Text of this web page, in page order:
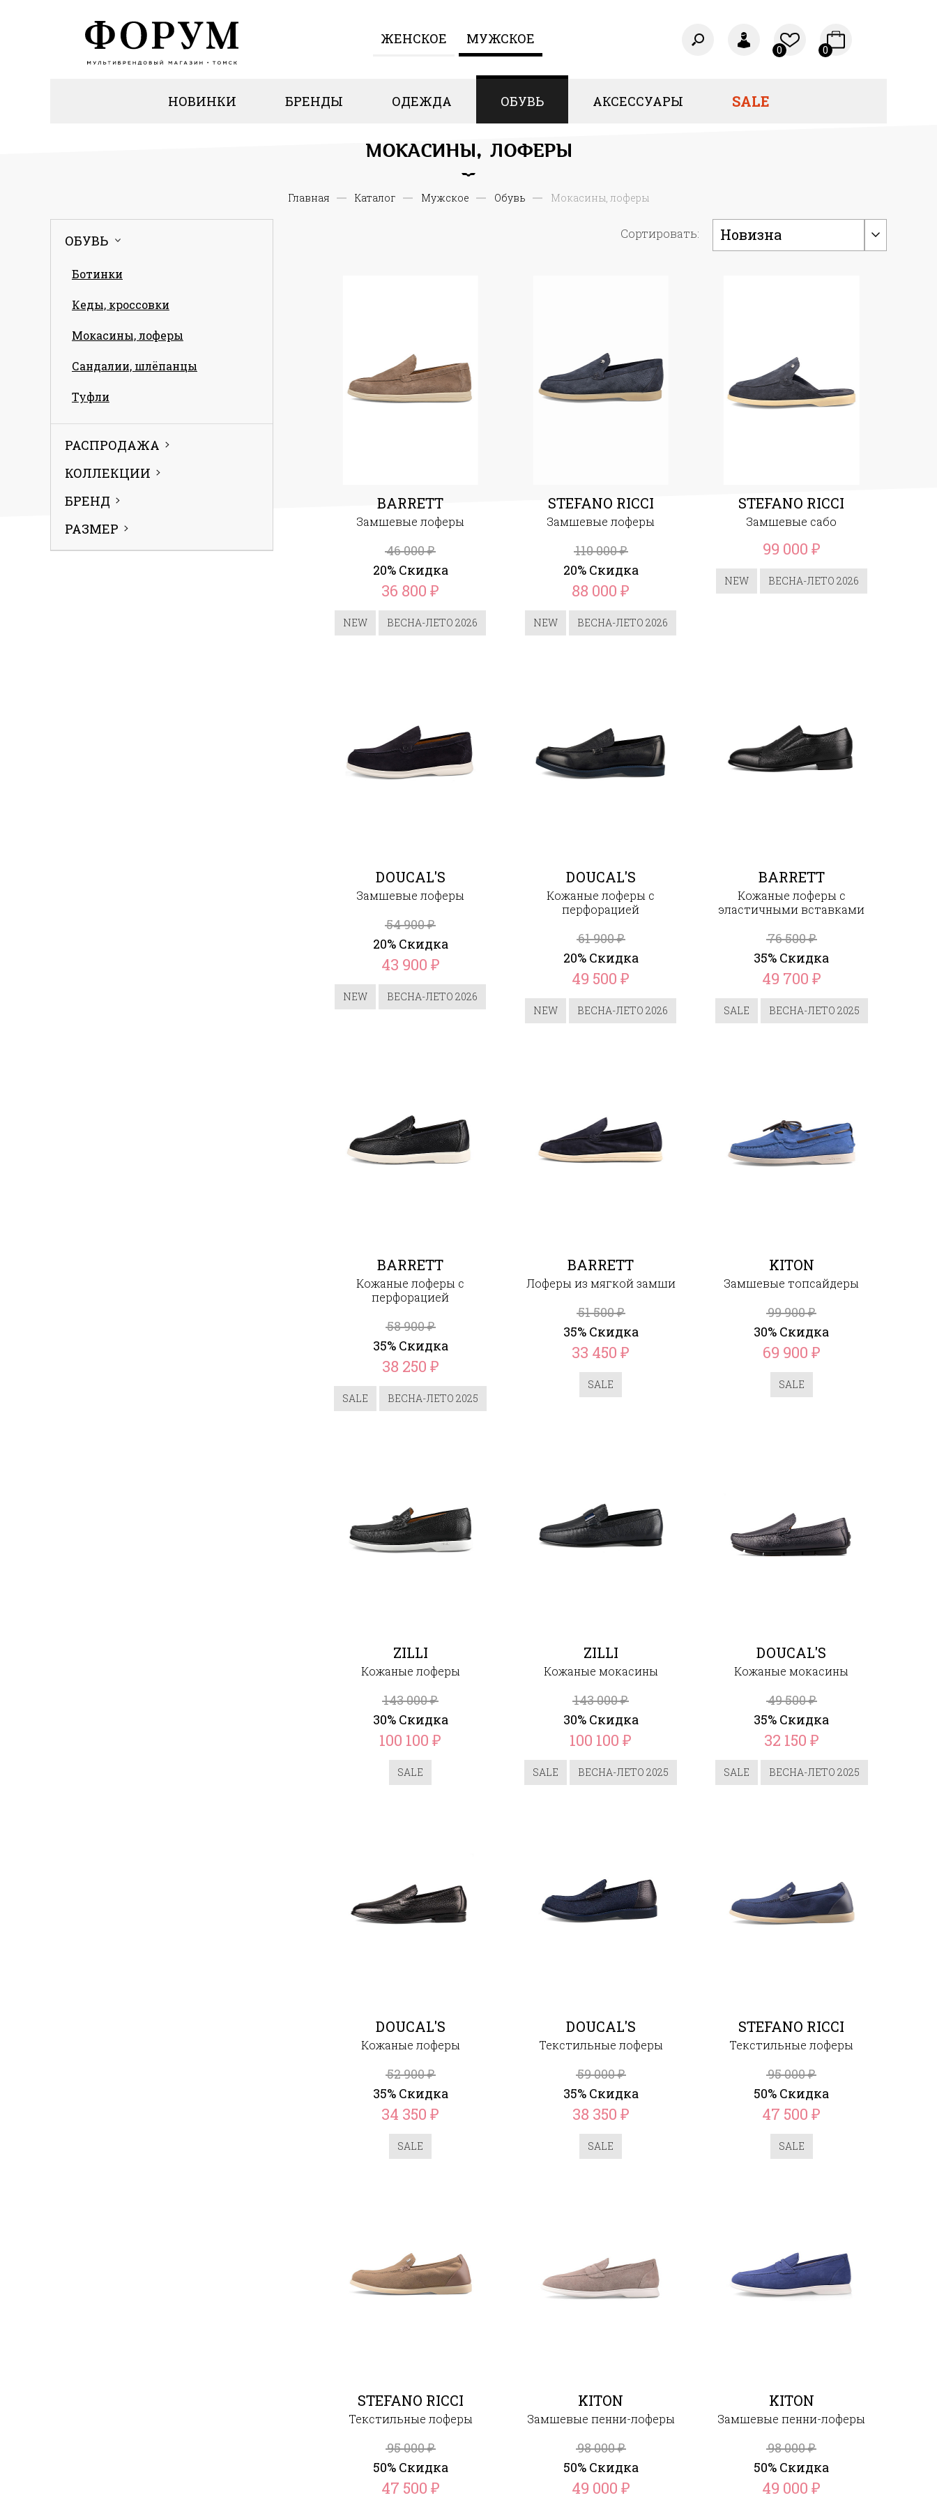
ЖЕНCКОЕ МУЖСКОЕ
0 0
НОВИНКИ БРЕНДЫ ОДЕЖДА ОБУВЬ АКСЕССУАРЫ SALE
МОКАСИНЫ, ЛОФЕРЫ
Главная Каталог Мужское Обувь Мокасины, лоферы
ОБУВЬ
Ботинки
Кеды, кроссовки
Мокасины, лоферы
Сандалии, шлёпанцы
Туфли
РАСПРОДАЖА
КОЛЛЕКЦИИ
БРЕНД
РАЗМЕР
Сортировать: Новизна
BARRETT
Замшевые лоферы
46 000₽
20% Скидка
36 800₽
NEW ВЕСНА-ЛЕТО 2026
STEFANO RICCI
Замшевые лоферы
110 000₽
20% Скидка
88 000₽
NEW ВЕСНА-ЛЕТО 2026
STEFANO RICCI
Замшевые сабо
99 000 ₽
NEW ВЕСНА-ЛЕТО 2026
DOUCAL'S
Замшевые лоферы
54 900₽
20% Скидка
43 900 ₽
NEW ВЕСНА-ЛЕТО 2026
DOUCAL'S
Кожаные лоферы с
перфорацией
61 900₽
20% Скидка
49 500₽
NEW ВЕСНА-ЛЕТО 2026
BARRETT
Кожаные лоферы с
эластичными вставками
76 500₽
35% Скидка
49 700 ₽
SALE ВЕСНА-ЛЕТО 2025
BARRETT
Кожаные лоферы с
перфорацией
58 900₽
35% Скидка
38 250 ₽
SALE ВЕСНА-ЛЕТО 2025
BARRETT
Лоферы из мягкой замши
51 500₽
35% Скидка
33 450₽
SALE
KITON
Замшевые топсайдеры
99 900₽
30% Скидка
69 900 ₽
SALE
ZILLI
Кожаные лоферы
143 000₽
30% Скидка
100 100₽
SALE
ZILLI
Кожаные мокасины
143 000₽
30% Скидка
100 100₽
SALE ВЕСНА-ЛЕТО 2025
DOUCAL'S
Кожаные мокасины
49 500₽
35% Скидка
32 150 ₽
SALE ВЕСНА-ЛЕТО 2025
DOUCAL'S
Кожаные лоферы
52 900₽
35% Скидка
34 350₽
SALE
DOUCAL'S
Текстильные лоферы
59 000₽
35% Скидка
38 350 ₽
SALE
STEFANO RICCI
Текстильные лоферы
95 000₽
50% Скидка
47 500₽
SALE
STEFANO RICCI
Текстильные лоферы
95 000₽
50% Скидка
47 500 ₽
KITON
Замшевые пенни-лоферы
98 000₽
50% Скидка
49 000 ₽
KITON
Замшевые пенни-лоферы
98 000₽
50% Скидка
49 000₽